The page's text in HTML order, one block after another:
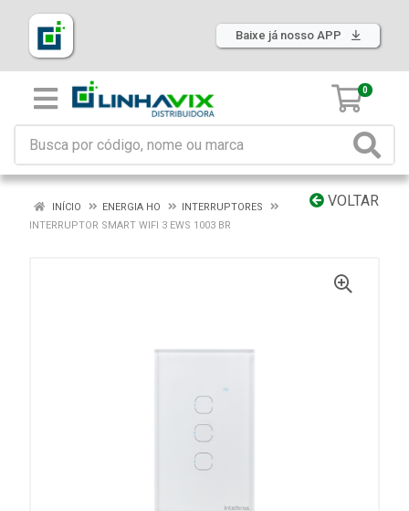
Baixe já nosso APP
0
VOLTAR
INÍCIO ENERGIA HO
INTERRUPTORES
INTERRUPTOR SMART WIFI 3 EWS 1003 BR